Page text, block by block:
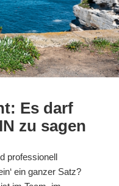
Es darf
zu sagen
professionell
ein ganzer Satz?